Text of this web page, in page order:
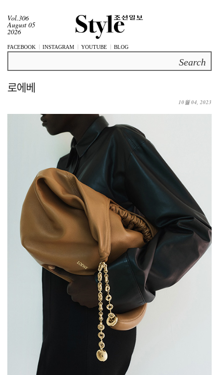
Vol.306
August 05
2026
FACEBOOK INSTAGRAM YOUTUBE BLOG
로에베
10월 04, 2023